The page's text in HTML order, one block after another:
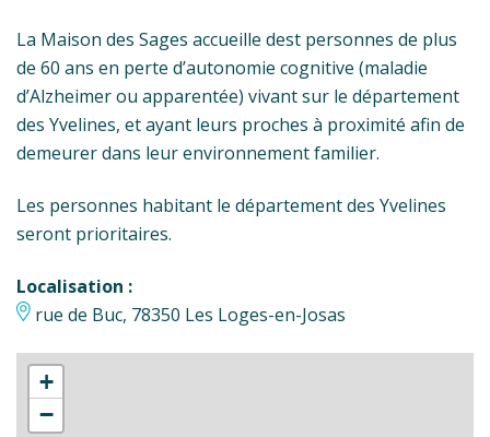
La Maison des Sages accueille dest personnes de plus
de 60 ans en perte d’autonomie cognitive (maladie
d’Alzheimer ou apparentée) vivant sur le département
des Yvelines, et ayant leurs proches à proximité afin de
demeurer dans leur environnement familier.
Les personnes habitant le département des Yvelines
seront prioritaires.
Localisation :
rue de Buc, 78350 Les Loges-en-Josas
+
−